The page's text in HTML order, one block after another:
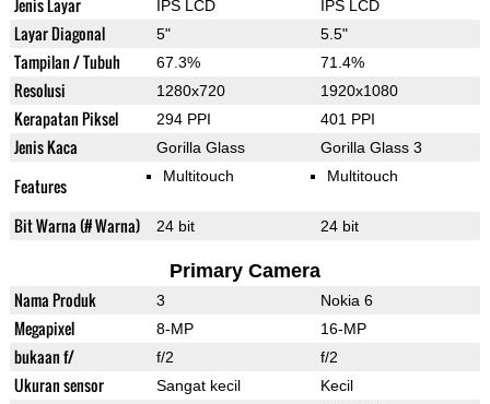
Jenis Layar IPS LCD IPS LCD
Layar Diagonal 5" 5.5"
Tampilan / Tubuh 67.3% 71.4%
Resolusi 1280x720 1920x1080
Kerapatan Piksel 294 PPI 401 PPI
Jenis Kaca Gorilla Glass Gorilla Glass 3
Features Multitouch Multitouch
Bit Warna (# Warna) 24 bit 24 bit
Primary Camera
Nama Produk 3 Nokia 6
Megapixel 8-MP 16-MP
bukaan f/ f/2 f/2
Ukuran sensor Sangat kecil Kecil